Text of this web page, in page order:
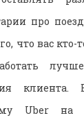
про
что вас кто-
клиента.
Uber